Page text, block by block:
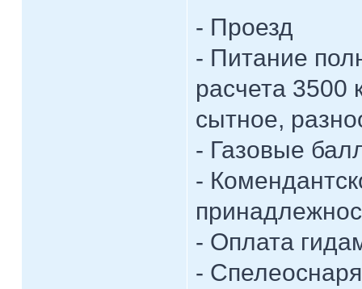
- Проезд
- Питание
расчета 3500
сытное,
- Газовые
-
- Оплата
-